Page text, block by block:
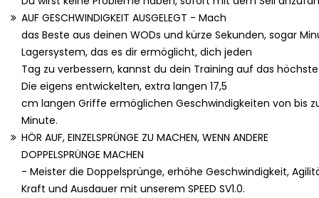
AUF GESCHWINDIGKEIT AUSGELEGT - Mach
das Beste aus deinen WODs und kürze Sekunden, sogar
Lagersystem, das es dir ermöglicht, dich jeden
Tag zu verbessern, kannst du dein Training auf das
Die eigens entwickelten, extra langen 17,5
cm langen Griffe ermöglichen Geschwindigkeiten von bis
Minute.
HÖR AUF, EINZELSPRÜNGE ZU MACHEN, WENN ANDERE
DOPPELSPRÜNGE MACHEN
- Meister die Doppelsprünge, erhöhe Geschwindigkeit,
Kraft und Ausdauer mit unserem SPEED SV1.0.